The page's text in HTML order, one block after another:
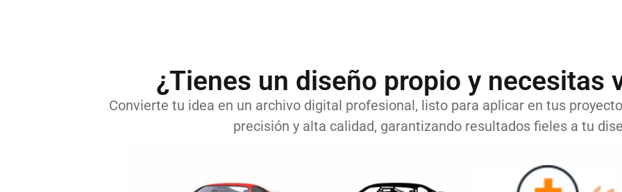
¿Tienes un diseño propio y necesitas
Convierte tu idea en un archivo digital profesional, listo para aplicar en tus
precisión y alta calidad, garantizando resultados fieles a tu